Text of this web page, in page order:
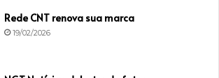
Rede CNT renova sua marca
19/02/2026